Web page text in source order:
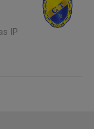
IP